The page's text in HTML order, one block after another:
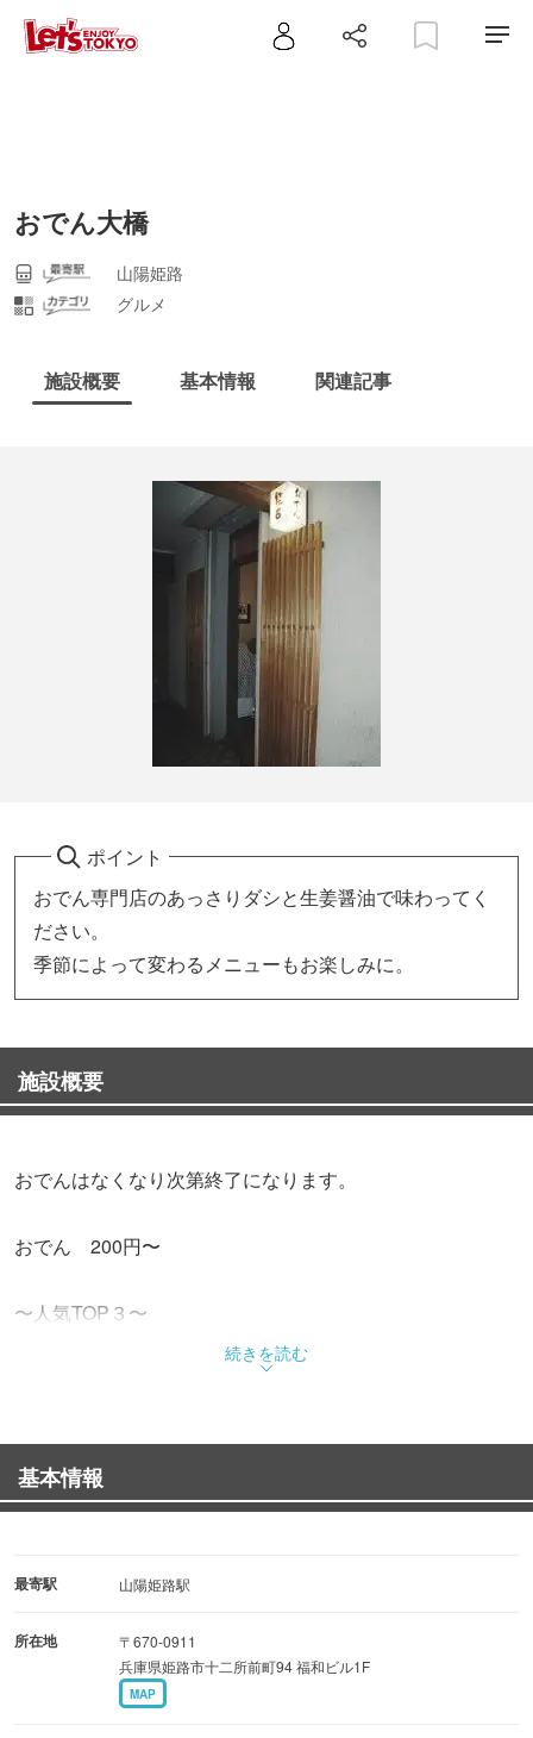
おでん大橋
山陽姫路
グルメ
施設概要 基本情報 関連記事
ポイント
おでん専門店のあっさりダシと生姜醤油で味わってく
ださい。
季節によって変わるメニューもお楽しみに。
施設概要
おでんはなくなり次第終了になります。
おでん 200円〜
〜人気TOP３〜
続きを読む
基本情報
最寄駅 山陽姫路駅
所在地
〒670-0911
兵庫県姫路市十二所前町94 福和ビル1F
MAP